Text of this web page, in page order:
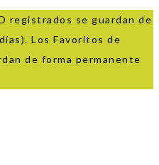
registrados se guardan de
Los Favoritos de
de forma permanente